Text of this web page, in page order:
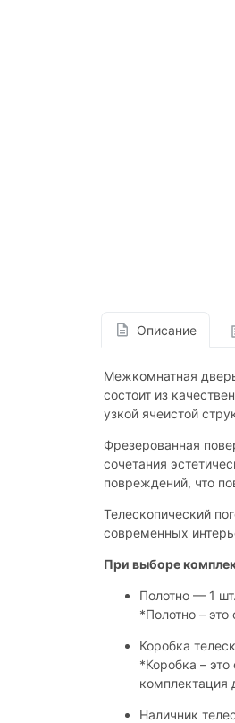
Описание
Межкомнатная
состоит из
узкой ячеистой
Фрезерованная
сочетания
повреждений, что
Телескопический
современных
При выборе
Полотно — 1
*Полотно – это
Коробка
*Коробка –
комплектация
Наличник